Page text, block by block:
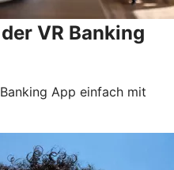
VR Banking
App einfach mit